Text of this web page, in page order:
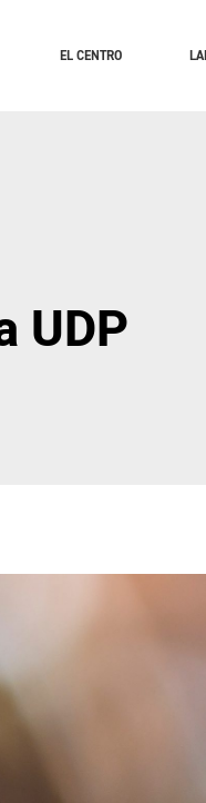
EL CENTRO
UDP